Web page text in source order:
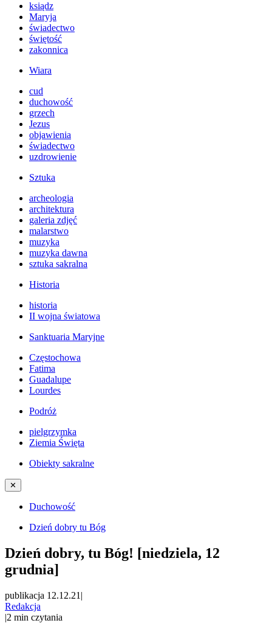
ksiądz
Maryja
świadectwo
świętość
zakonnica
Wiara
cud
duchowość
grzech
Jezus
objawienia
świadectwo
uzdrowienie
Sztuka
archeologia
architektura
galeria zdjęć
malarstwo
muzyka
muzyka dawna
sztuka sakralna
Historia
historia
II wojna światowa
Sanktuaria Maryjne
Częstochowa
Fatima
Guadalupe
Lourdes
Podróż
pielgrzymka
Ziemia Święta
Obiekty sakralne
✕
Duchowość
Dzień dobry tu Bóg
Dzień dobry, tu Bóg! [niedziela, 12
grudnia]
publikacja 12.12.21 |
Redakcja
|2 min czytania